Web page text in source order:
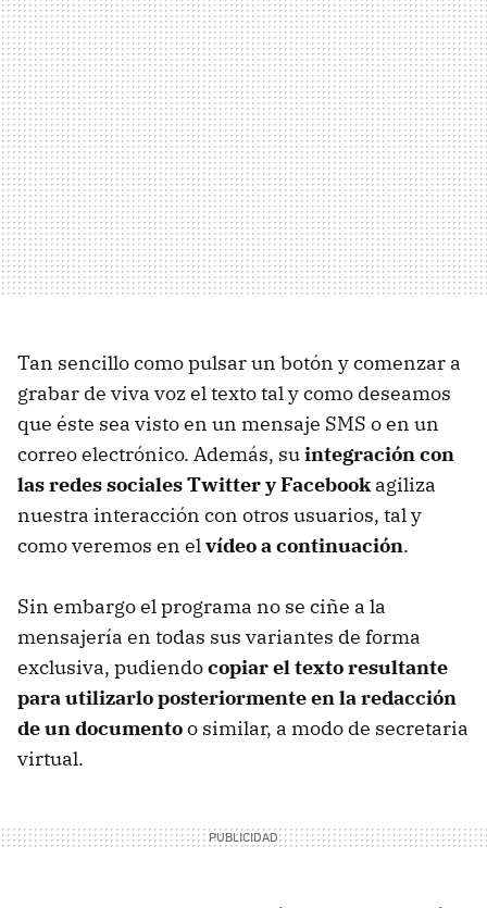
Tan sencillo como pulsar un botón y comenzar a
grabar de viva voz el texto tal y como deseamos
que éste sea visto en un mensaje SMS o en un
correo electrónico. Además, suintegración con
las redes sociales Twitter y Facebook agiliza
nuestra interacción con otros usuarios, tal y
como veremos en el vídeo a continuación.
Sin embargo el programa no se ciñe a la
mensajería en todas sus variantes de forma
exclusiva, pudiendocopiar el texto resultante
para utilizarlo posteriormente en la redacción
de un documentoo similar, a modo de secretaria
virtual.